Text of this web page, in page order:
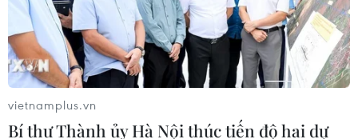
TIN CÙNG CHUYÊN MỤC
làm hai người thương vong
vietnamplus.vn
Bí thư Thành ủy Hà Nội thúc tiến độ hai dự